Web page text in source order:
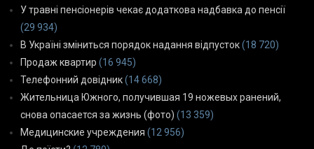
У травні пенсіонерів чекає додаткова надбавка до пенсії
(29 934)
В Україні зміниться порядок надання відпусток(18 720)
Продаж квартир (16 945)
Телефонний довідник(14 668)
Жительница Южного, получившая 19 ножевых ранений,
снова опасается за жизнь (фото) (13 359)
Медицинские учреждения (12 956)